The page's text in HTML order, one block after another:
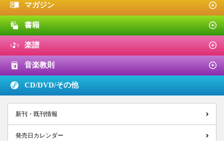
マガジン
書籍
楽譜
音楽教則
CD/DVD/その他
新刊・既刊情報
発売日カレンダー